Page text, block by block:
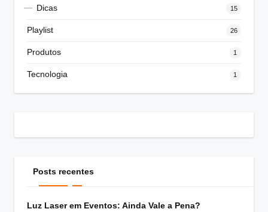
Dicas 15
Playlist 26
Produtos 1
Tecnologia 1
Posts recentes
Luz Laser em Eventos: Ainda Vale a Pena?